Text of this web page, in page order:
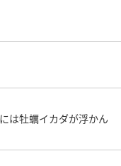
は牡蠣イカダが浮かん